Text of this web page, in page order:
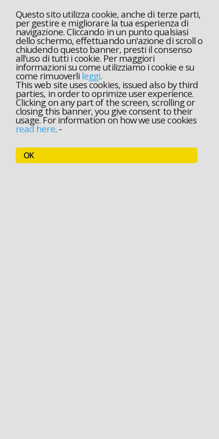
Questo sito utilizza cookie, anche di terze parti,
per gestire e migliorare la tua esperienza di
navigazione. Cliccando in un punto qualsiasi
dello schermo, effettuando un'azione di scroll o
chiudendo questo banner, presti il consenso
all'uso di tutti i cookie. Per maggiori
informazioni su come utilizziamo i cookie e su
come rimuoverli leggi.
This web site uses cookies, issued also by third
parties, in order to oprimize user experience.
Clicking on any part of the screen, scrolling or
closing this banner, you give consent to their
usage. For information on how we use cookies
read here.-
OK